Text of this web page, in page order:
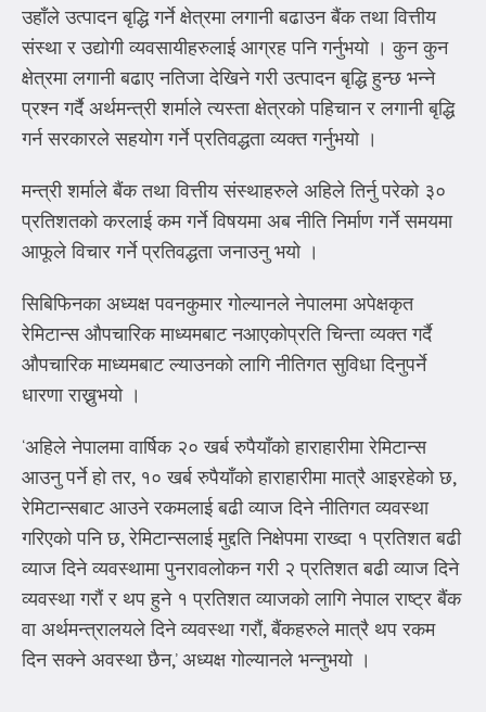
उहाँले उत्पादन बृद्धि गर्ने क्षेत्रमा लगानी बढाउन बैंक तथा वित्तीय
संस्था र उद्योगी व्यवसायीहरुलाई आग्रह पनि गर्नुभयो । कुन कुन
क्षेत्रमा लगानी बढाए नतिजा देखिने गरी उत्पादन बृद्धि हुन्छ भन्ने
प्रश्न गर्दै अर्थमन्त्री शर्माले त्यस्ता क्षेत्रको पहिचान र लगानी बृद्धि
गर्न सरकारले सहयोग गर्ने प्रतिवद्धता व्यक्त गर्नुभयो ।
मन्त्री शर्माले बैंक तथा वित्तीय संस्थाहरुले अहिले तिर्नु परेको ३०
प्रतिशतको करलाई कम गर्ने विषयमा अब नीति निर्माण गर्ने समयमा
आफूले विचार गर्ने प्रतिवद्धता जनाउनु भयो ।
सिबिफिनका अध्यक्ष पवनकुमार गोल्यानले नेपालमा अपेक्षकृत
रेमिटान्स औपचारिक माध्यमबाट नआएकोप्रति चिन्ता व्यक्त गर्दै
औपचारिक माध्यमबाट ल्याउनको लागि नीतिगत सुविधा दिनुपर्ने
धारणा राख्नुभयो ।
‘अहिले नेपालमा वार्षिक २० खर्ब रुपैयाँको हाराहारीमा रेमिटान्स
आउनु पर्ने हो तर, १० खर्ब रुपैयाँको हाराहारीमा मात्रै आइरहेको छ,
रेमिटान्सबाट आउने रकमलाई बढी व्याज दिने नीतिगत व्यवस्था
गरिएको पनि छ, रेमिटान्सलाई मुद्दति निक्षेपमा राख्दा १ प्रतिशत बढी
व्याज दिने व्यवस्थामा पुनरावलोकन गरी २ प्रतिशत बढी व्याज दिने
व्यवस्था गरौं र थप हुने १ प्रतिशत व्याजको लागि नेपाल राष्ट्र बैंक
वा अर्थमन्त्रालयले दिने व्यवस्था गरौं, बैंकहरुले मात्रै थप रकम
दिन सक्ने अवस्था छैन,’ अध्यक्ष गोल्यानले भन्नुभयो ।